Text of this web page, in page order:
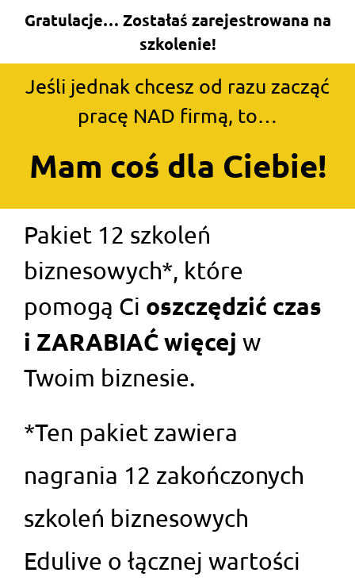
Gratulacje… Zostałaś zarejestrowana na
szkolenie!
Jeśli jednak chcesz od razu zacząć
pracę NAD firmą, to…
Mam coś dla Ciebie!
Pakiet 12 szkoleń
biznesowych*, które
pomogą Ci oszczędzić czas
i ZARABIAĆ więcej w
Twoim biznesie.
*Ten pakiet zawiera
nagrania 12 zakończonych
szkoleń biznesowych
Edulive o łącznej wartości